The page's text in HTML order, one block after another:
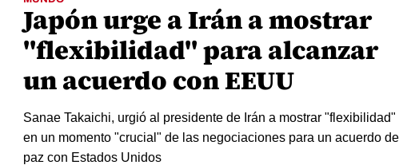
Japón urge a Irán a mostrar
"flexibilidad" para alcanzar
un acuerdo con EEUU
Sanae Takaichi, urgió al presidente de Irán a mostrar "flexibilidad"
en un momento "crucial" de las negociaciones para un acuerdo de
paz con Estados Unidos